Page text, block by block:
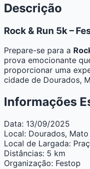
Descrição
Rock & Run 5k –
Prepare-se para a
prova emocionante
proporcionar uma
cidade de Dourados,
Informações
Data: 13/09/2025
Local: Dourados,
Local de Largada:
Distâncias: 5 km
Organização: Festop